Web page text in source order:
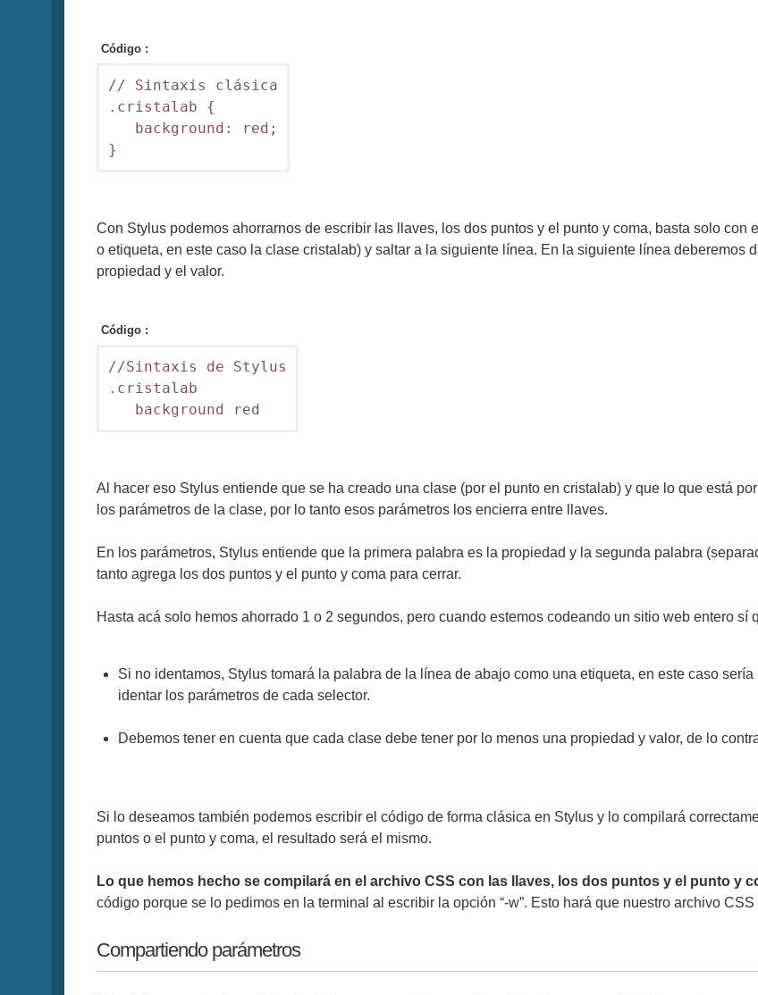
Código :
// Sintaxis clásica
.cristalab {
background: red;
}
Con Stylus podemos ahorrarnos de escribir las llaves, los dos puntos y el punto y coma, basta solo con
o etiqueta, en este caso la clase cristalab) y saltar a la siguiente línea. En la siguiente línea deberemos
propiedad y el valor.
Código :
//Sintaxis de Stylus
.cristalab
background red
Al hacer eso Stylus entiende que se ha creado una clase (por el punto en cristalab) y que lo que está
los parámetros de la clase, por lo tanto esos parámetros los encierra entre llaves.
En los parámetros, Stylus entiende que la primera palabra es la propiedad y la segunda palabra
tanto agrega los dos puntos y el punto y coma para cerrar.
Hasta acá solo hemos ahorrado 1 o 2 segundos, pero cuando estemos codeando un sitio web entero sí
Si no identamos, Stylus tomará la palabra de la línea de abajo como una etiqueta, en este caso
identar los parámetros de cada selector.
Debemos tener en cuenta que cada clase debe tener por lo menos una propiedad y valor, de lo
Si lo deseamos también podemos escribir el código de forma clásica en Stylus y lo compilará
puntos o el punto y coma, el resultado será el mismo.
Lo que hemos hecho se compilará en el archivo CSS con las llaves, los dos puntos y el punto y
código porque se lo pedimos en la terminal al escribir la opción “-w”. Esto hará que nuestro archivo
Compartiendo parámetros